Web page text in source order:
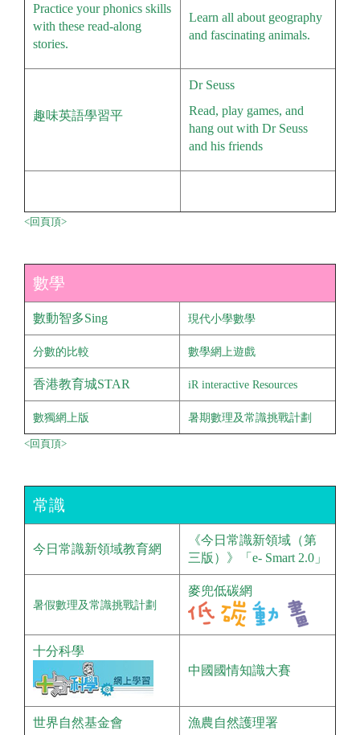
Practice your phonics skills
with these read-along
stories.
Learn all about geography
and fascinating animals.
趣味英語學習平
Dr Seuss
Read, play games, and
hang out with Dr Seuss
and his friends
<回頁頂>
數學
數動智多Sing 現代小學數學
分數的比較 數學網上遊戲
香港教育城STAR iR interactive Resources
數獨網上版 暑期數理及常識挑戰計劃
<回頁頂>
常識
今日常識新領域教育網
《今日常識新領域（第
三版）》「e- Smart 2.0」
暑假數理及常識挑戰計劃
麥兜低碳網
十分科學
中國國情知識大賽
世界自然基金會 漁農自然護理署